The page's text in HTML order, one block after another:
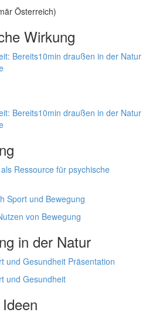
Österreich)
Wirkung
Bereits10min draußen in der Natur
Bereits10min draußen in der Natur
Ressource für psychische
Sport und Bewegung
von Bewegung
in der Natur
und Gesundheit Präsentation
und Gesundheit